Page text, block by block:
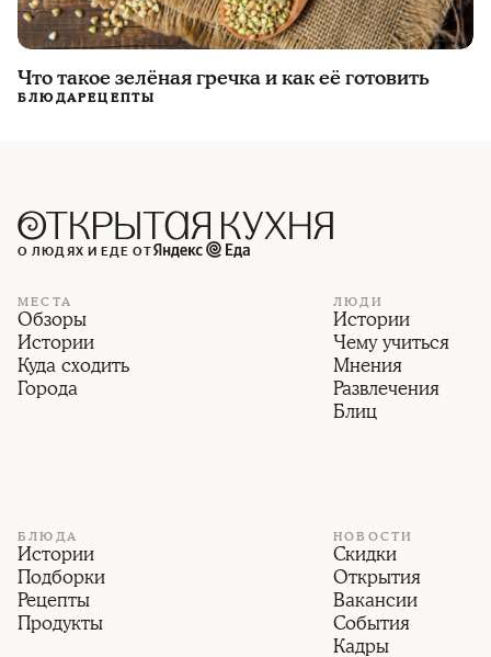
Что такое зелёная гречка и как её готовить
БЛЮДАРЕЦЕПТЫ
О ЛЮДЯХ И ЕДЕ ОТ
МЕСТА
Обзоры
Истории
Куда сходить
Города
ЛЮДИ
Истории
Чему учиться
Мнения
Развлечения
Блиц
БЛЮДА
Истории
Подборки
Рецепты
Продукты
НОВОСТИ
Скидки
Открытия
Вакансии
События
Кадры